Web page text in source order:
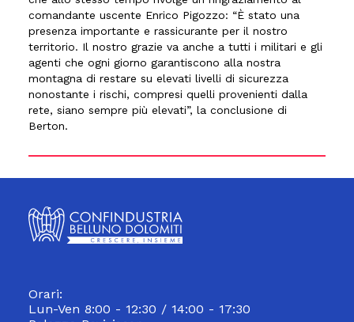
comandante uscente Enrico Pigozzo: “È stato una
presenza importante e rassicurante per il nostro
territorio. Il nostro grazie va anche a tutti i militari e gli
agenti che ogni giorno garantiscono alla nostra
montagna di restare su elevati livelli di sicurezza
nonostante i rischi, compresi quelli provenienti dalla
rete, siano sempre più elevati”, la conclusione di
Berton.
Orari:
Lun-Ven 8:00 - 12:30 / 14:00 - 17:30